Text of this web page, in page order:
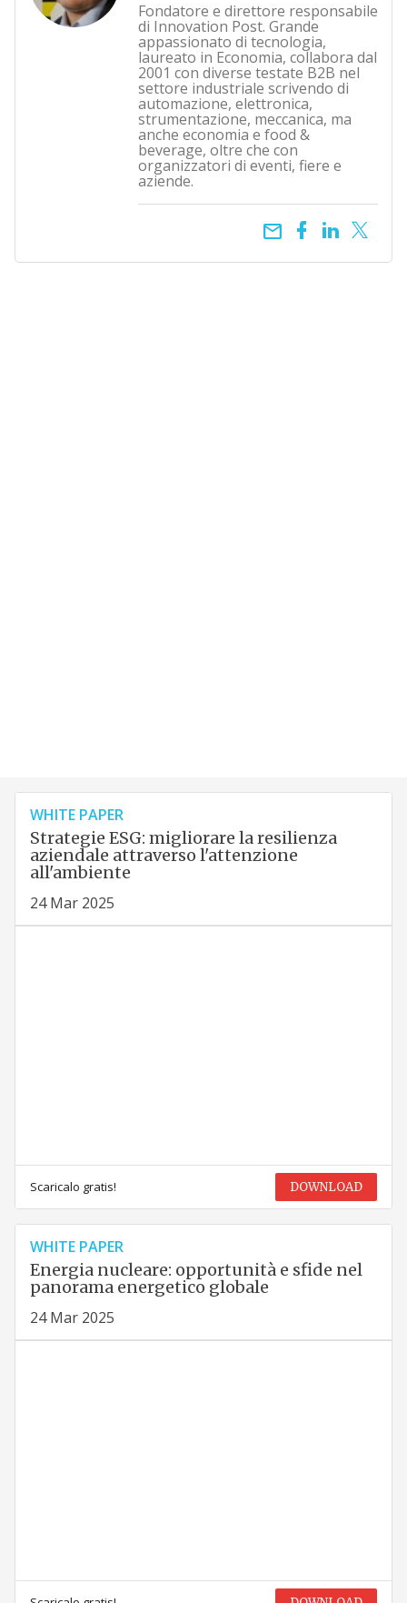
Fondatore e direttore responsabile
di Innovation Post. Grande
appassionato di tecnologia,
laureato in Economia, collabora dal
2001 con diverse testate B2B nel
settore industriale scrivendo di
automazione, elettronica,
strumentazione, meccanica, ma
anche economia e food &
beverage, oltre che con
organizzatori di eventi, fiere e
aziende.
email
WHITE PAPER
Strategie ESG: migliorare la resilienza
aziendale attraverso l'attenzione
all'ambiente
24 Mar 2025
Scaricalo gratis! DOWNLOAD
WHITE PAPER
Energia nucleare: opportunità e sfide nel
panorama energetico globale
24 Mar 2025